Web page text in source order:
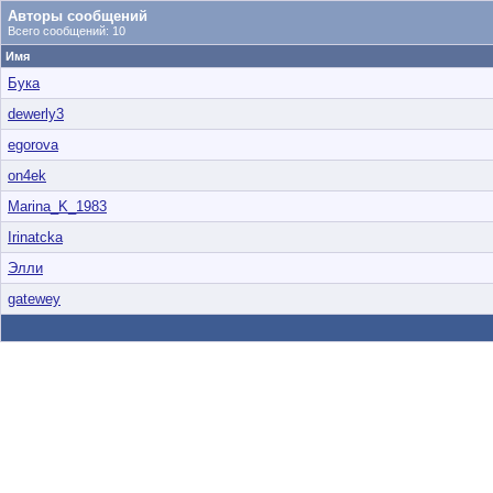
Авторы сообщений
Всего сообщений: 10
Имя
Бука
dewerly3
egorova
on4ek
Marina_K_1983
Irinatcka
Элли
gatewey